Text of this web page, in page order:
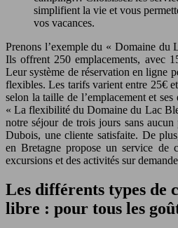
simplifient la vie et vous
vos vacances.
Prenons l’exemple du « Domaine du
Ils offrent 250 emplacements, avec
Leur système de réservation en ligne
flexibles. Les tarifs varient entre 25€
selon la taille de l’emplacement et
« La flexibilité du Domaine du Lac
notre séjour de trois jours sans
Dubois, une cliente satisfaite. De
en Bretagne propose un service de
excursions et des activités sur
Les différents types de
libre : pour tous les